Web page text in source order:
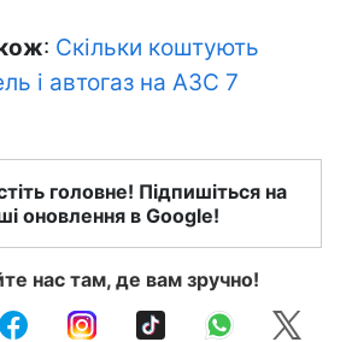
: Скільки коштують
і автогаз на АЗС 7
головне! Підпишіться на
оновлення в Google!
нас там, де вам зручно!